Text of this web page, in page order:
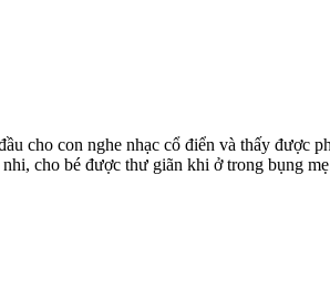
cho con nghe nhạc cổ điển và thấy được
cho bé được thư giãn khi ở trong bụng